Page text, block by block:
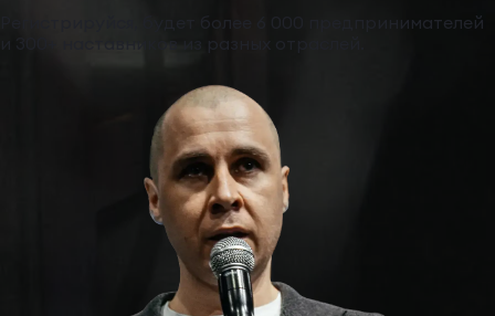
Регистрируйся, будет более 6 000 предпринимателей
и 300+ наставников из разных отраслей.